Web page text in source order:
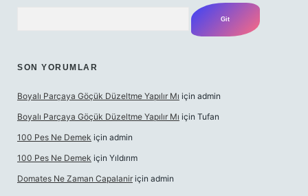
SON YORUMLAR
Boyalı Parçaya Göçük Düzeltme Yapılır Mı için admin
Boyalı Parçaya Göçük Düzeltme Yapılır Mı için Tufan
100 Pes Ne Demek için admin
100 Pes Ne Demek için Yıldırım
Domates Ne Zaman Capalanir için admin